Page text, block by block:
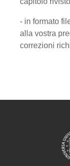
- in formato
alla vostra
correzioni